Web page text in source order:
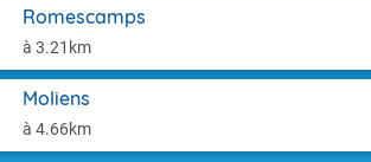
Romescamps
à 3.21km
Moliens
à 4.66km
pays en
sur la
la chaine
par
nuageuse
Midi-